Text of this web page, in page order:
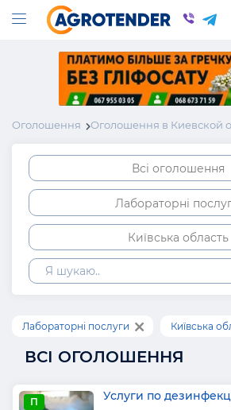
Оголошення Оголошення в Киевской
Всі оголошення
Лабораторні
Київська область
Лабораторні послуги Київська
ВСІ ОГОЛОШЕННЯ
П Услуги по